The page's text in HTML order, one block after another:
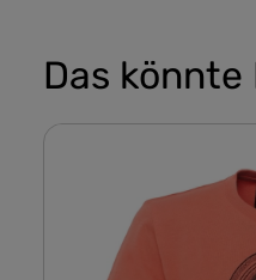
Das